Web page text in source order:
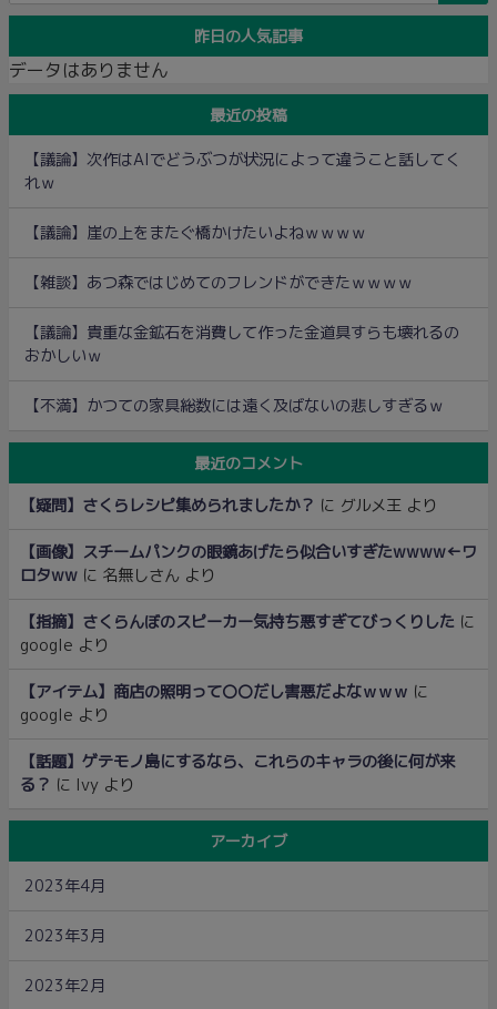
昨日の人気記事
データはありません
最近の投稿
【議論】次作はAIでどうぶつが状況によって違うこと話してく
れｗ
【議論】崖の上をまたぐ橋かけたいよねｗｗｗｗ
【雑談】あつ森ではじめてのフレンドができたｗｗｗｗ
【議論】貴重な金鉱石を消費して作った金道具すらも壊れるの
おかしいｗ
【不満】かつての家具総数には遠く及ばないの悲しすぎるｗ
最近のコメント
【疑問】さくらレシピ集められましたか？ に グルメ王 より
【画像】スチームパンクの眼鏡あげたら似合いすぎたwwww←ワ
ロタww に 名無しさん より
【指摘】さくらんぼのスピーカー気持ち悪すぎてびっくりした に
google より
【アイテム】商店の照明って〇〇だし害悪だよなｗｗｗ に
google より
【話題】ゲテモノ島にするなら、これらのキャラの後に何が来
る？ に Ivy より
アーカイブ
2023年4月
2023年3月
2023年2月